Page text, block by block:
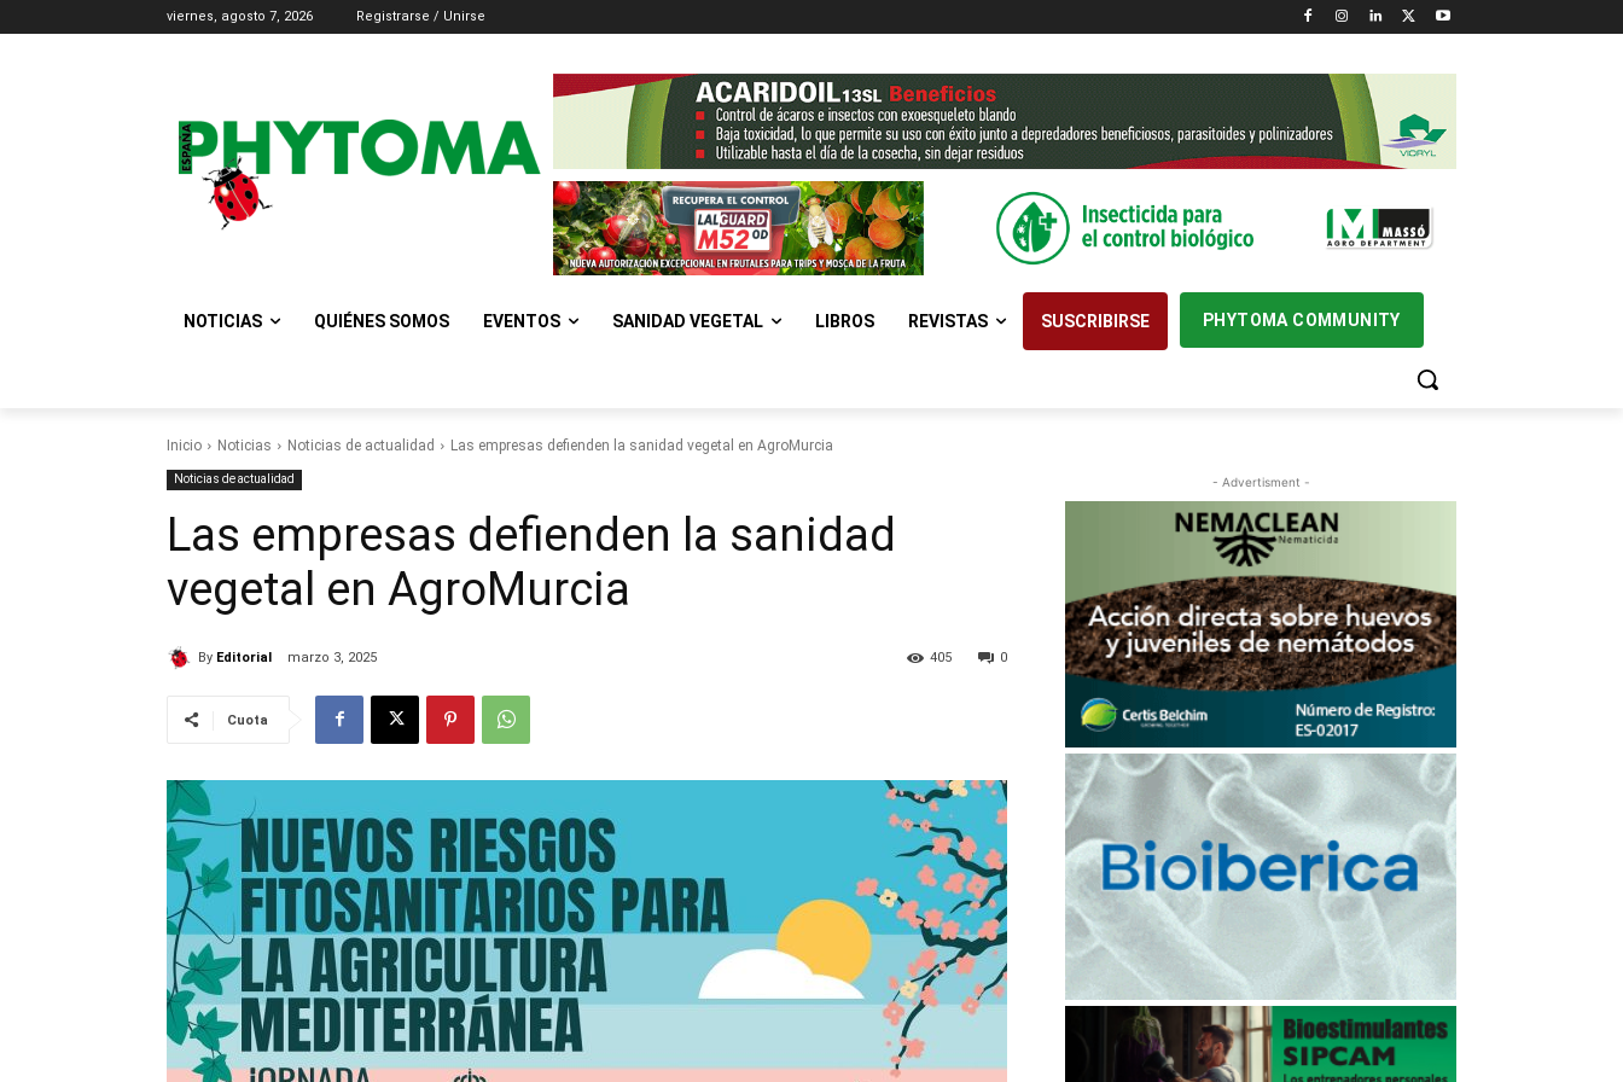
viernes, agosto 7, 2026 Registrarse / Unirse
NOTICIAS QUIÉNES SOMOS EVENTOS SANIDAD VEGETAL LIBROS REVISTAS SUSCRIBIRSE PHYTOMA COMMUNITY
Inicio Noticias Noticias de actualidad Las empresas defienden la sanidad vegetal en AgroMurcia
Noticias de actualidad
Las empresas defienden la sanidad
vegetal en AgroMurcia
By Editorial marzo 3, 2025 0
405
Cuota
- Advertisment -